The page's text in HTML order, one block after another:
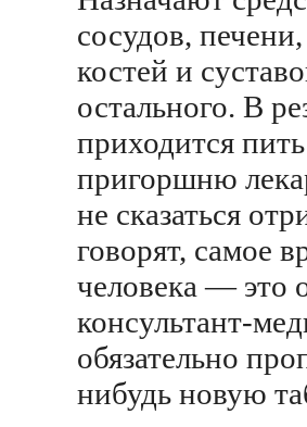
сосудов,
костей и
остального. В
приходится
пригоршню
не сказаться
говорят, самое
человека — это
консультант-
обязательно
нибудь новую